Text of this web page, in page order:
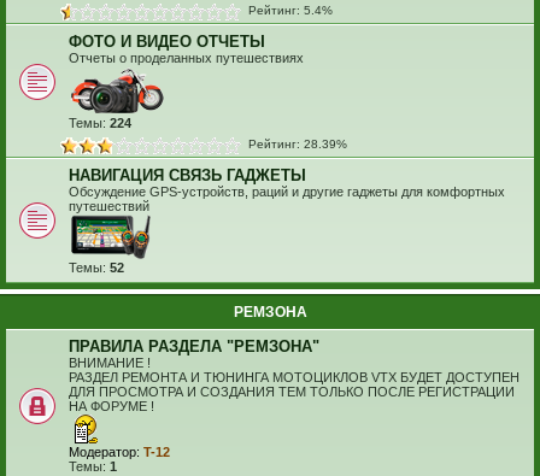
Рейтинг: 5.4%
ФОТО И ВИДЕО ОТЧЕТЫ
Отчеты о проделанных путешествиях
Темы: 224
Рейтинг: 28.39%
НАВИГАЦИЯ СВЯЗЬ ГАДЖЕТЫ
Обсуждение GPS-устройств, раций и другие гаджеты для комфортных
путешествий
Темы: 52
РЕМЗОНА
ПРАВИЛА РАЗДЕЛА "РЕМЗОНА"
ВНИМАНИЕ !
РАЗДЕЛ РЕМОНТА И ТЮНИНГА МОТОЦИКЛОВ VTX БУДЕТ ДОСТУПЕН
ДЛЯ ПРОСМОТРА И СОЗДАНИЯ ТЕМ ТОЛЬКО ПОСЛЕ РЕГИСТРАЦИИ
НА ФОРУМЕ !
Модератор: T-12
Темы: 1